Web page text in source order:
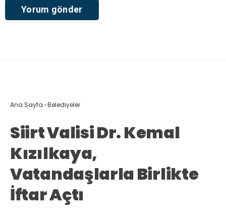
Ana Sayfa ›Belediyeler
Siirt Valisi Dr. Kemal
Kızılkaya,
Vatandaşlarla Birlikte
İftar Açtı